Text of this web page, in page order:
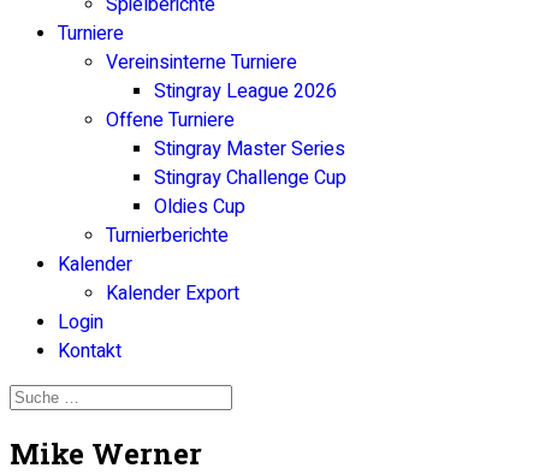
Turniere
Vereinsinterne Turniere
Stingray League 2026
Offene Turniere
Stingray Master Series
Stingray Challenge Cup
Oldies Cup
Turnierberichte
Kalender
Kalender Export
Login
Kontakt
Mike Werner